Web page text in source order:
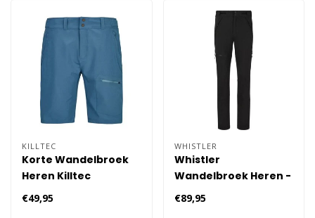
KILLTEC
Korte Wandelbroek
Heren Killtec
€49,95
WHISTLER
Whistler
Wandelbroek Heren -
Zwart
€89,95